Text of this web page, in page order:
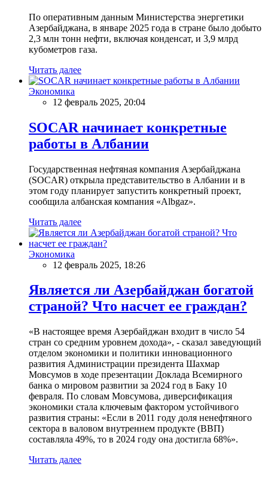
По оперативным данным Министерства энергетики
Азербайджана, в январе 2025 года в стране было добыто
2,3 млн тонн нефти, включая конденсат, и 3,9 млрд
кубометров газа.
Читать далее
Экономика
12 февраль 2025, 20:04
SOCAR начинает конкретные
работы в Албании
Государственная нефтяная компания Азербайджана
(SOCAR) открыла представительство в Албании и в
этом году планирует запустить конкретный проект,
сообщила албанская компания «Albgaz».
Читать далее
Экономика
12 февраль 2025, 18:26
Является ли Азербайджан богатой
страной? Что насчет ее граждан?
«В настоящее время Азербайджан входит в число 54
стран со средним уровнем дохода», - сказал заведующий
отделом экономики и политики инновационного
развития Администрации президента Шахмар
Мовсумов в ходе презентации Доклада Всемирного
банка о мировом развитии за 2024 год в Баку 10
февраля. По словам Мовсумова, диверсификация
экономики стала ключевым фактором устойчивого
развития страны: «Если в 2011 году доля ненефтяного
сектора в валовом внутреннем продукте (ВВП)
составляла 49%, то в 2024 году она достигла 68%».
Читать далее